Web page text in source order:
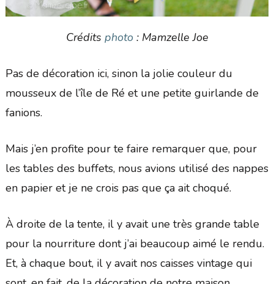
Crédits photo: Mamzelle Joe
Pas de décoration ici, sinon la jolie couleur du
mousseux de l’île de Ré et une petite guirlande de
fanions.
Mais j’en profite pour te faire remarquer que, pour
les tables des buffets, nous avions utilisé des nappes
en papier et je ne crois pas que ça ait choqué.
À droite de la tente, il y avait une très grande table
pour la nourriture dont j’ai beaucoup aimé le rendu.
Et, à chaque bout, il y avait nos caisses vintage qui